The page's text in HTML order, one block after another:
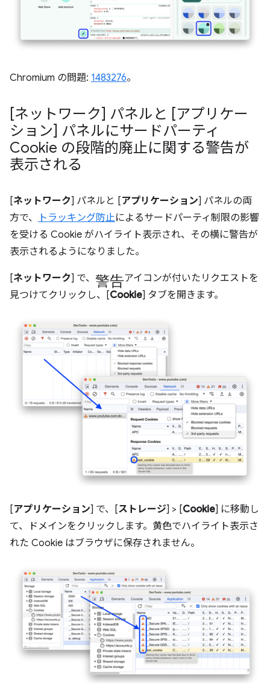
Chromium の問題: 1483276。
[ネットワーク] パネルと [アプリケー
ション] パネルにサードパーティ
Cookie の段階的廃止に関する警告が
表示される
[ネットワーク] パネルと [アプリケーション] パネルの両
方で、
トラッキング防止によるサードパーティ制限の影響
を受ける Cookie がハイライト表示され、その横に警告が
表示されるようになりました。
[ネットワーク] で、 警告アイコンが付いたリクエストを
見つけてクリックし、[Cookie] タブを開きます。
[アプリケーション] で、[ストレージ] > [Cookie] に移動し
て、ドメインをクリックします。黄色でハイライト表示さ
れた Cookie はブラウザに保存されません。